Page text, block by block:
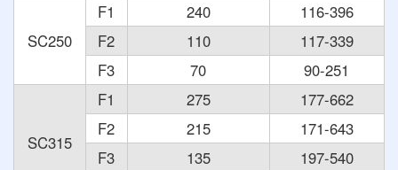
SC250
F1 240
116-396
F2
110
117-339
F3
70 90-251
SC315
F1 275
177-662
F2
215
171-643
F3
135
197-540